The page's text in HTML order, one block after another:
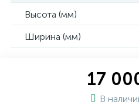
Высота (мм)
Ширина (мм)
17
В